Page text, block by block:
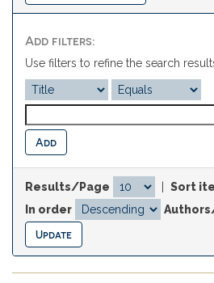
Add filters:
Use filters to refine the search
Results/Page
Sort
In order